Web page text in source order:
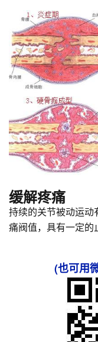
缓解疼痛
持续的关节被动运
痛阀值，具有一定的
(也可用